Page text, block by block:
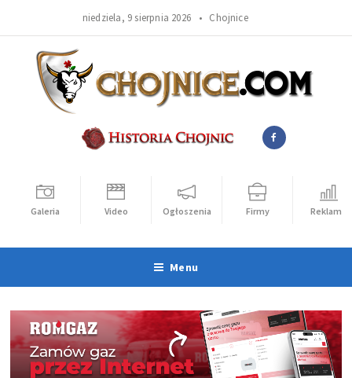
niedziela, 9 sierpnia 2026 • Chojnice
Galeria Video Ogłoszenia Firmy Reklama
Menu